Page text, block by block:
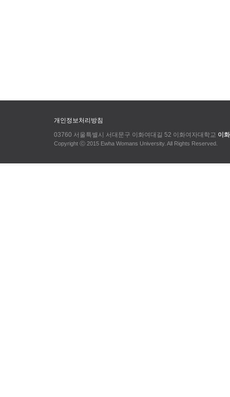
개인정보처리방침
03760 서울특별시 서대문구 이화여대길 52 이화여자대학교 이
Copyright ⓒ 2015 Ewha Womans University. All Rights Reserved.